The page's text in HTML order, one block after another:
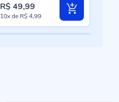
R$ 49,99
10xde R$ 4,99